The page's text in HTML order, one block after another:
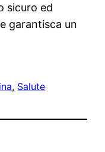
sicuro ed
garantisca un
, Salute